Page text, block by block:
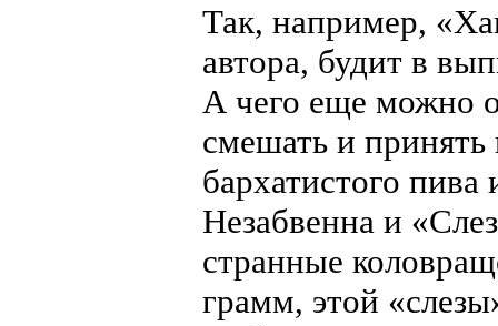
Так, например,
автора, будит в
А чего еще можно
смешать и принять
бархатистого
Незабвенна и
странные
грамм, этой